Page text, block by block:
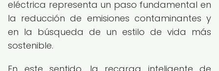
eléctrica representa un paso fundamental en
la reducción de emisiones contaminantes y
en la búsqueda de un estilo de vida más
sostenible.